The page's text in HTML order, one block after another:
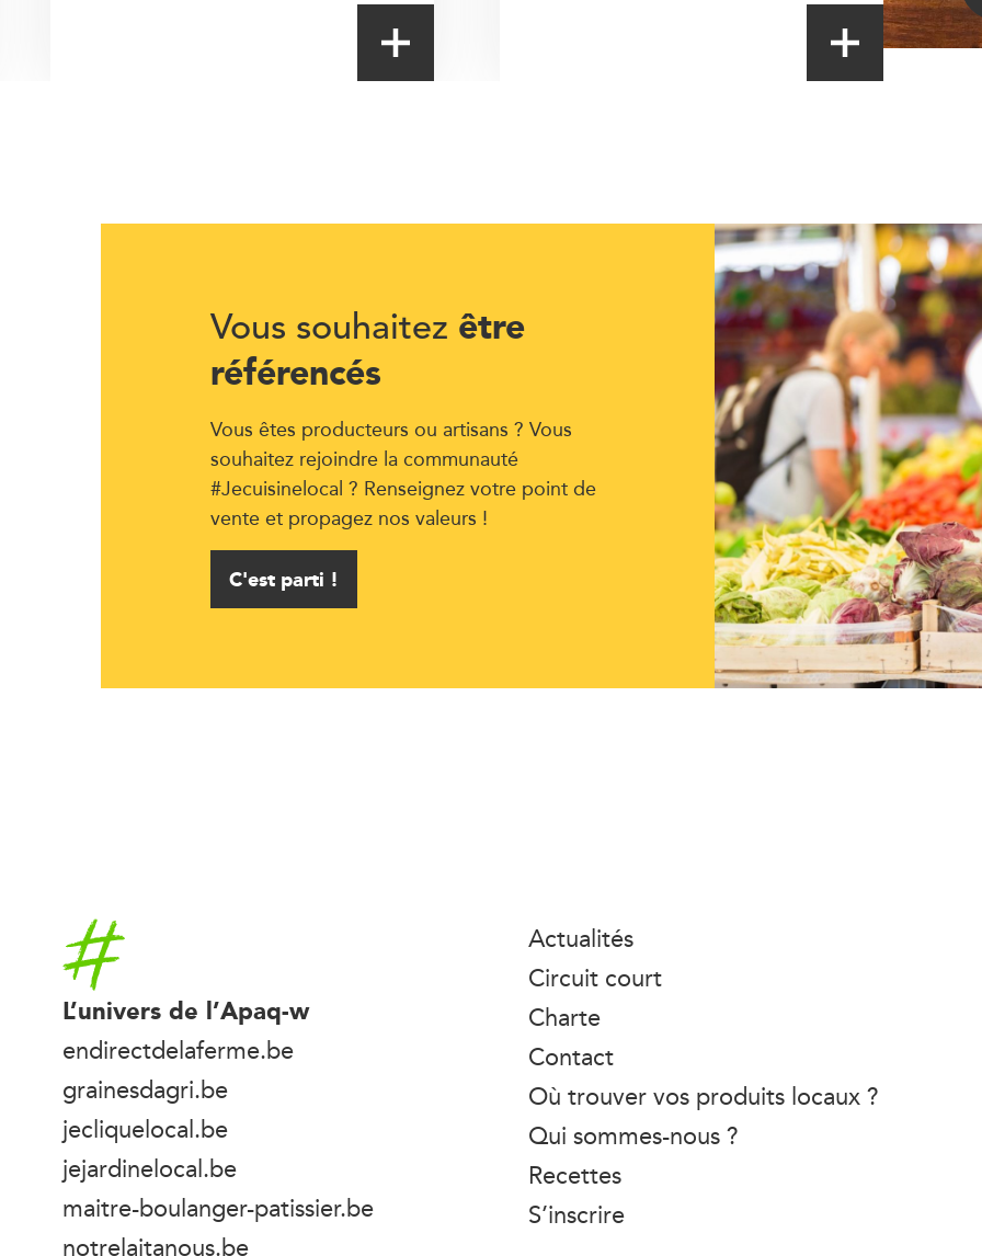
Vous souhaitez être
référencés
Vous êtes producteurs ou artisans ? Vous
souhaitez rejoindre la communauté
#Jecuisinelocal ? Renseignez votre point de
vente et propagez nos valeurs !
C'est parti !
Accueil
L’univers de l’Apaq-w
endirectdelaferme.be
grainesdagri.be
jecliquelocal.be
jejardinelocal.be
maitre-boulanger-patissier.be
notrelaitanous.be
Actualités
Circuit court
Charte
Contact
Où trouver vos produits locaux ?
Qui sommes-nous ?
Recettes
S’inscrire